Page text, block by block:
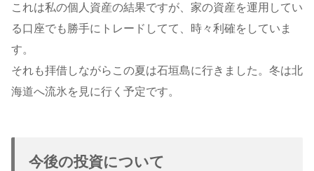
これは私の個人資産の結果ですが、家の資産を運用してい
る口座でも勝手にトレードしてて、時々利確をしていま
す。
それも拝借しながらこの夏は石垣島に行きました。冬は北
海道へ流氷を見に行く予定です。
今後の投資について